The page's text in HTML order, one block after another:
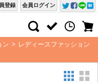
会員ログイン
登録
ン > レディースファッション